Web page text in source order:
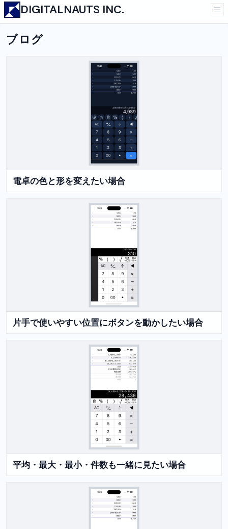
DIGITALNAUTS INC.
ブログ
電卓の色と形を変えたい場合
片手で使いやすい位置にボタンを動かしたい場合
平均・最大・最小・件数も一緒に見たい場合